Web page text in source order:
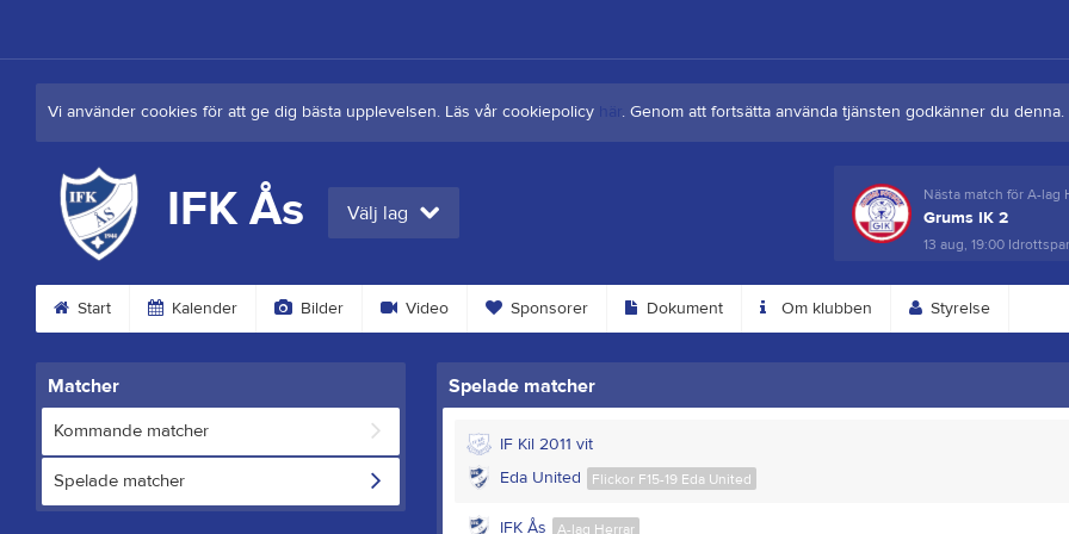
Vi använder cookies för att ge dig bästa upplevelsen. Läs vår cookiepolicy här. Genom att fortsätta använda tjänsten godkänner du denna.
IFK Ås Välj lag
Nästa match för A-lag
Grums IK 2
13 aug, 19:00
Start Kalender Bilder Video Sponsorer Dokument Om klubben Styrelse
Matcher
Kommande matcher
Spelade matcher
Spelade matcher
IF Kil 2011 vit
Flickor F15-19 Eda United
Eda United
A-lag Herrar
IFK Ås